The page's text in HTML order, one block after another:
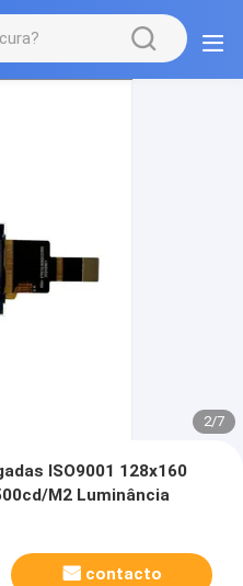
2/7
ISO9001 128x160
M2 Luminância
contacto